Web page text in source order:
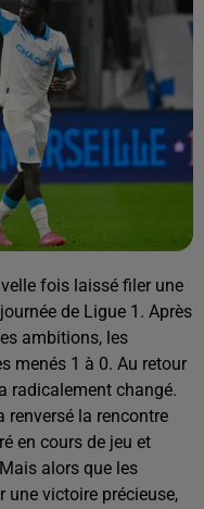
fois laissé filer une
de Ligue 1. Après
ambitions, les
menés 1 à 0. Au retour
radicalement changé.
renversé la rencontre
en cours de jeu et
alors que les
une victoire précieuse,